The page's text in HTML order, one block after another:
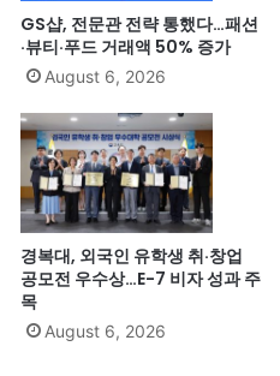
GS샵, 전문관 전략 통했다…패션
·뷰티·푸드 거래액 50% 증가
August 6, 2026
경복대, 외국인 유학생 취·창업
공모전 우수상…E-7 비자 성과 주
목
August 6, 2026